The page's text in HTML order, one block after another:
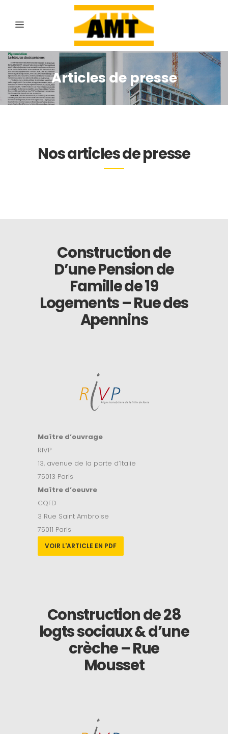
Articles de presse
Nos articles de presse
Construction de
D’une Pension de
Famille de 19
Logements – Rue des
Apennins
Maître d’ouvrage
RIVP
13, avenue de la porte d’Italie
75013 Paris
Maître d’oeuvre
CQFD
3 Rue Saint Ambroise
75011 Paris
VOIR L'ARTICLE EN PDF
Construction de 28
logts sociaux & d’une
crèche – Rue
Mousset